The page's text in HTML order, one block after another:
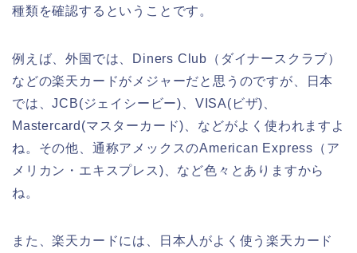
種類を確認するということです。
例えば、外国では、Diners Club（ダイナースクラブ）
などの楽天カードがメジャーだと思うのですが、日本
では、JCB(ジェイシービー)、VISA(ビザ)、
Mastercard(マスターカード)、などがよく使われますよ
ね。その他、通称アメックスのAmerican Express（ア
メリカン・エキスプレス)、など色々とありますから
ね。
また、楽天カードには、日本人がよく使う楽天カード